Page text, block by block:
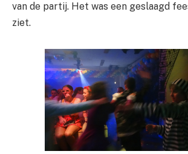
van de partij. Het was een geslaagd
ziet.